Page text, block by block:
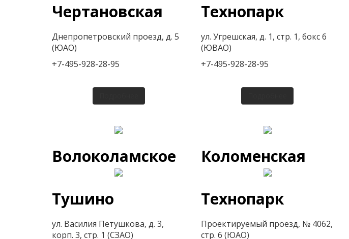
Чертановская
Днепропетровский проезд, д. 5
(ЮАО)
+7-495-928-28-95
Технопарк
ул. Угрешская, д. 1, стр. 1, бокс 6
(ЮВАО)
+7-495-928-28-95
Волоколамское
Тушино
ул. Василия Петушкова, д. 3,
корп. 3, стр. 1 (СЗАО)
Коломенская
Технопарк
Проектируемый проезд, № 4062,
стр. 6 (ЮАО)